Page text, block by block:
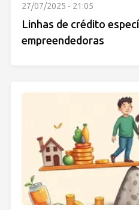
27/07/2025 - 21:05
Linhas de crédito
empreendedoras